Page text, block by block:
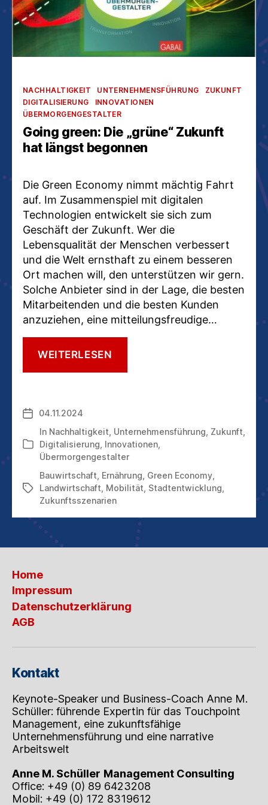
Kategorien
NACHHALTIGKEIT UNTERNEHMENSFÜHRUNG
ZUKUNFT
DIGITALISIERUNG
INNOVATIONEN
ÜBERMORGENGESTALTER
Going green: Die „grüne“ Zukunft
hat längst begonnen
Die Green Economy nimmt mächtig Fahrt
auf. Im Zusammenspiel mit digitalen
Technologien entwickelt sie sich zum
Geschäft der Zukunft. Wer die
Lebensqualität der Menschen verbessert
und die Welt ernsthaft zu einem besseren
Ort machen will, den unterstützen wir gern.
Solche Anbieter sind in der Lage, die besten
Mitarbeitenden und die besten Kunden
anzuziehen, eine mitteilungsfreudige…
WEITERLESEN
LÄNGST
BEGONNEN
Veröffentlichungsdatum
04.11.2024
Kategorien
In Nachhaltigkeit, Unternehmensführung, Zukunft,
Digitalisierung, Innovationen,
Übermorgengestalter
Schlagwörter
Bauwirtschaft, Ernährung, Green Economy,
Landwirtschaft, Mobilität, Stadtentwicklung,
Zukunftsszenarien
Home
Impressum
Datenschutzerklärung
AGB
Kontakt
Keynote-Speaker und Business-Coach Anne M.
Schüller: führende Expertin für das Touchpoint
Management, eine zukunftsfähige
Unternehmensführung und eine narrative
Arbeitswelt
Anne M. Schüller Management Consulting
Office: +49 (0) 89 6423208
Mobil: +49 (0) 172 8319612